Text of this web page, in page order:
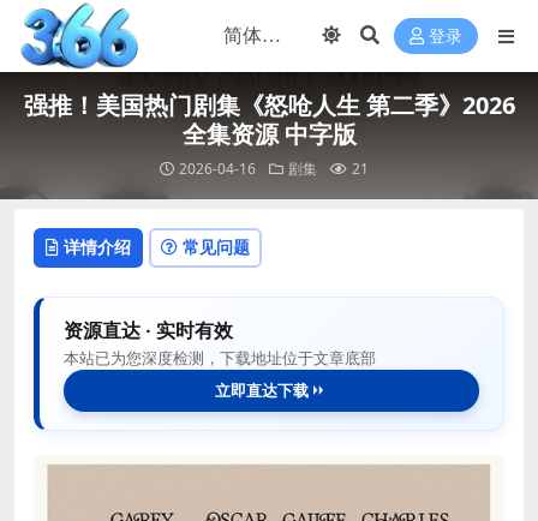
登录
强推！美国热门剧集《怒呛人生 第二季》2026
全集资源 中字版
2026-04-16 剧集 21
详情介绍 常见问题
资源直达 · 实时有效
本站已为您深度检测，下载地址位于文章底部
立即直达下载